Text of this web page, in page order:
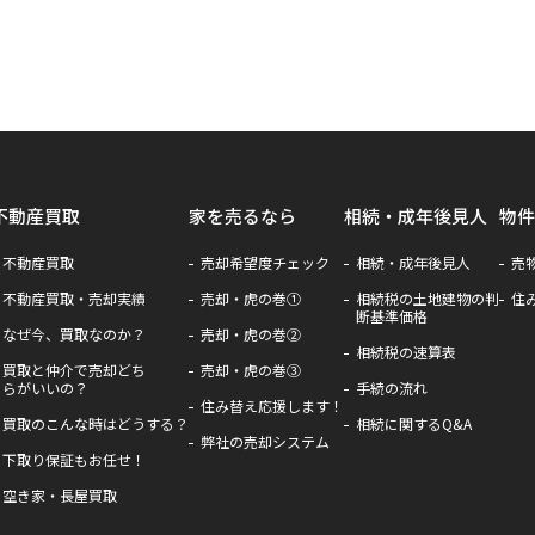
動産買取
不動産買取
不動産買取・売却実績
なぜ今、買取なのか？
買取と仲介で売却どち
らがいいの？
買取のこんな時はどうする？
下取り保証もお任せ！
空き家・長屋買取
家を売るなら
売却希望度チェック
売却・虎の巻①
売却・虎の巻②
売却・虎の巻③
住み替え応援します！
弊社の売却システム
相続・成年後見人
相続・成年後見人
相続税の土地建物の判
断基準価格
相続税の速算表
手続の流れ
相続に関するQ&A
物
売
住